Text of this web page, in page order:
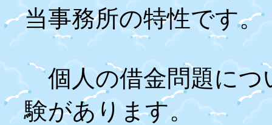
当事務所の特性です。
個人の借金問題につ
験があります。